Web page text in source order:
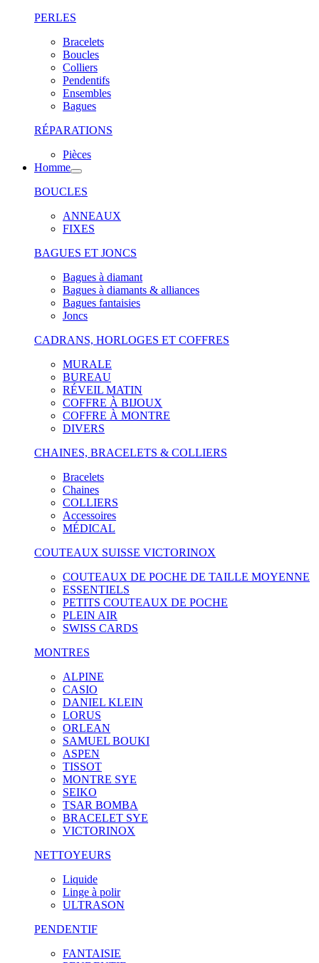
PERLES
Bracelets
Boucles
Colliers
Pendentifs
Ensembles
Bagues
RÉPARATIONS
Pièces
Homme
BOUCLES
ANNEAUX
FIXES
BAGUES ET JONCS
Bagues à diamant
Bagues à diamants & alliances
Bagues fantaisies
Joncs
CADRANS, HORLOGES ET COFFRES
MURALE
BUREAU
RÉVEIL MATIN
COFFRE À BIJOUX
COFFRE À MONTRE
DIVERS
CHAINES, BRACELETS & COLLIERS
Bracelets
Chaines
COLLIERS
Accessoires
MÉDICAL
COUTEAUX SUISSE VICTORINOX
COUTEAUX DE POCHE DE TAILLE MOYENNE
ESSENTIELS
PETITS COUTEAUX DE POCHE
PLEIN AIR
SWISS CARDS
MONTRES
ALPINE
CASIO
DANIEL KLEIN
LORUS
ORLEAN
SAMUEL BOUKI
ASPEN
TISSOT
MONTRE SYE
SEIKO
TSAR BOMBA
BRACELET SYE
VICTORINOX
NETTOYEURS
Liquide
Linge à polir
ULTRASON
PENDENTIF
FANTAISIE